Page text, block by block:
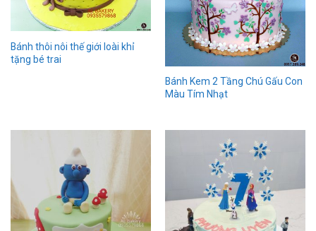
Bánh thôi nôi thế giới loài khỉ
tặng bé trai
Bánh Kem 2 Tầng Chú Gấu Con
Màu Tím Nhạt